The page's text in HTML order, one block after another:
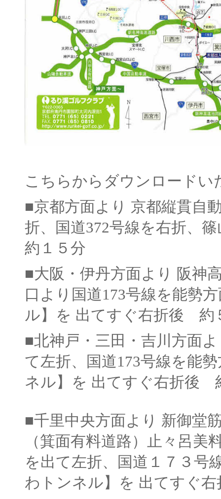
こちらからダウンロード
■京都方面より 京都縦貫自
折、国道372号線を右折、
約１５分
■大阪・伊丹方面より 阪神
口より国道173号線を能勢
ル】を 出てすぐ右折後 約
■北神戸・三田・吉川方面
て左折、国道173号線を能
ネル】を 出てすぐ右折後
■千里中央方面より 新御堂
（箕面有料道路）止々呂美
を出て左折、国道１７３号
わトンネル】を 出てす